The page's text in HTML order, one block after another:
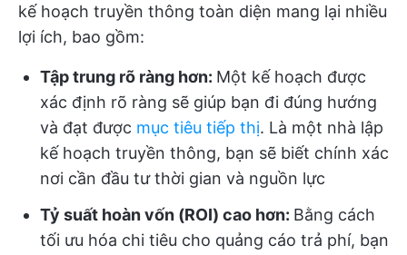
kế hoạch truyền thông toàn diện mang lại nhiều
lợi ích, bao gồm:
Tập trung rõ ràng hơn: Một kế hoạch được
xác định rõ ràng sẽ giúp bạn đi đúng hướng
và đạt được mục tiêu tiếp thị. Là một nhà lập
kế hoạch truyền thông, bạn sẽ biết chính xác
nơi cần đầu tư thời gian và nguồn lực
Tỷ suất hoàn vốn (ROI) cao hơn: Bằng cách
tối ưu hóa chi tiêu cho quảng cáo trả phí, bạn